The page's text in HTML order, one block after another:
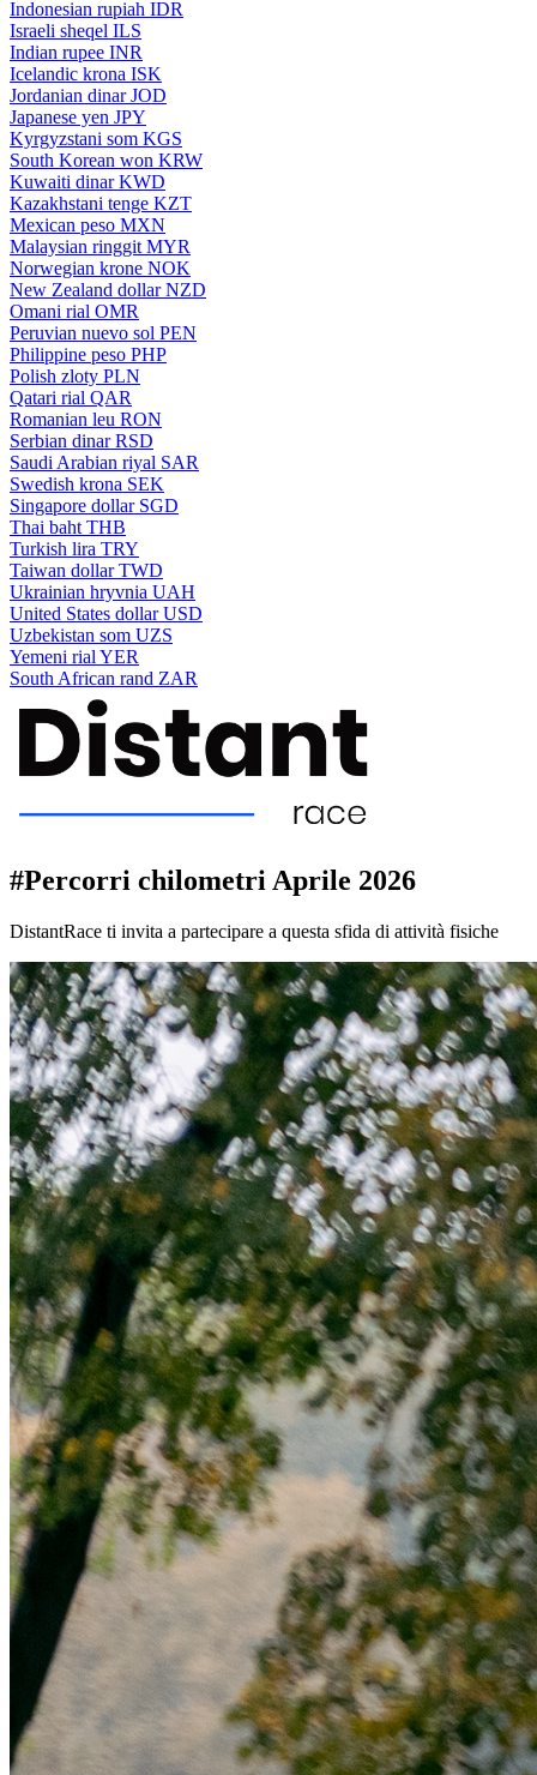
Indonesian rupiah IDR
Israeli sheqel ILS
Indian rupee INR
Icelandic krona ISK
Jordanian dinar JOD
Japanese yen JPY
Kyrgyzstani som KGS
South Korean won KRW
Kuwaiti dinar KWD
Kazakhstani tenge KZT
Mexican peso MXN
Malaysian ringgit MYR
Norwegian krone NOK
New Zealand dollar NZD
Omani rial OMR
Peruvian nuevo sol PEN
Philippine peso PHP
Polish zloty PLN
Qatari rial QAR
Romanian leu RON
Serbian dinar RSD
Saudi Arabian riyal SAR
Swedish krona SEK
Singapore dollar SGD
Thai baht THB
Turkish lira TRY
Taiwan dollar TWD
Ukrainian hryvnia UAH
United States dollar USD
Uzbekistan som UZS
Yemeni rial YER
South African rand ZAR
#Percorri chilometri Aprile 2026
DistantRace ti invita a partecipare a questa sfida di attività fisiche